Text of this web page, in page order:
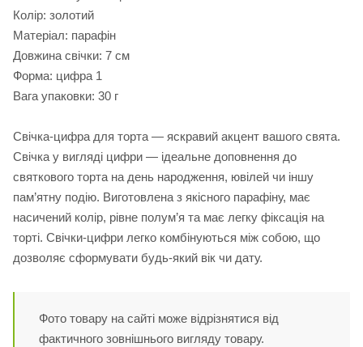
Колір: золотий
Матеріал: парафін
Довжина свічки: 7 см
Форма: цифра 1
Вага упаковки: 30 г
Свічка-цифра для торта — яскравий акцент вашого свята.
Свічка у вигляді цифри — ідеальне доповнення до
святкового торта на день народження, ювілей чи іншу
пам’ятну подію. Виготовлена з якісного парафіну, має
насичений колір, рівне полум’я та має легку фіксація на
торті. Свічки-цифри легко комбінуються між собою, що
дозволяє сформувати будь-який вік чи дату.
Фото товару на сайті може відрізнятися від
фактичного зовнішнього вигляду товару.